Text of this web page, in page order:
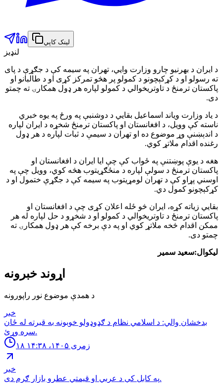
لینک کاپي
لنډیز
د ایران د بهرنیو چارو وزارت وايي، تهران په سیمه کې د جګړې د پای
ته رسولو او د کړکېچونو د کمولو پر هڅو تمرکز کړی او د طالبانو او
پاکستان ترمنځ د تاوتریخوالي د کمولو لپاره هر ډول همکارۍ ته چمتو
دی.
د یاد وزارت ویاند اسماعیل بقايي د دوشنبې په ورځ په یوه خبري
ناسته کې وویل، د افغانستان او پاکستان ترمنځ شخړه د ایران لپاره
د اندېښنې وړ موضوع ده او تهران د سیمې د ثبات لپاره د هر ډول
رغنده اقدام ملاتړ کوي.
هغه د یوې پوښتنې په ځواب کې چې ایا ایران د افغانستان او
پاکستان ترمنځ د سولې لپاره د منځګړیتوب هڅه کوي، وویل چې په
اوسني پړاو کې د تهران لومړیتوب په سیمه کې د جګړې ختمول او د
کړکېچونو کمول دي.
بقايي زیاته کړه، ایران څو ځله اعلان کړی چې د افغانستان او
پاکستان ترمنځ د تاوتریخوالي د کمولو او د شخړو د حل لپاره له هر
ممکن اقدام څخه ملاتړ کوي او په دې برخه کې هر ډول همکارۍ ته
چمتو دی.
لیکوال:سعید سمیر
اړوند خبرونه
د همدې موضوع نور راپورونه
خبر
بدخشان والي: د اسلامي نظام د ګډوډولو خوبونه به قبرته له ځان
سره وړئ.
۱۸ زمری ۱۴۰۵، ۱۴:۳۸
خبر
په كابل كې د عربي او قيمتي عطرو بازار ګرم دى.